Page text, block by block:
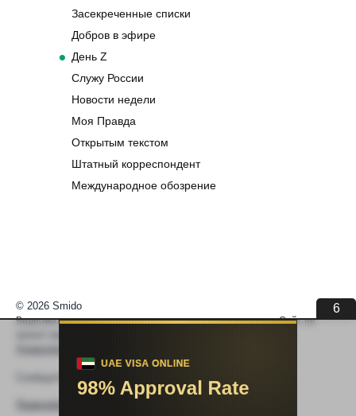
Засекреченные списки
Добров в эфире
День Z
Служу России
Новости недели
Моя Правда
Открытым текстом
Штатный корреспондент
Международное обозрение
6
© 2026 Smido
Видеоматериалы встраиваются из открытых источников. Сайт не
Видео не работает